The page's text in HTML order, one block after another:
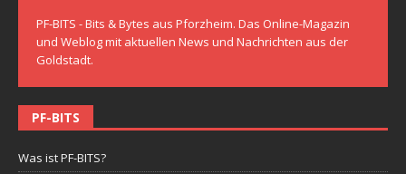
PF-BITS - Bits & Bytes aus Pforzheim. Das Online-Magazin
und Weblog mit aktuellen News und Nachrichten aus der
Goldstadt.
PF-BITS
Was ist PF-BITS?